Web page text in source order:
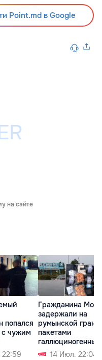
Point.md в Google
на сайте
попался
с чужим
Гражданина
задержали на
румынской
пакетами
галлюциногенных
грибов14 Июл. 22:04